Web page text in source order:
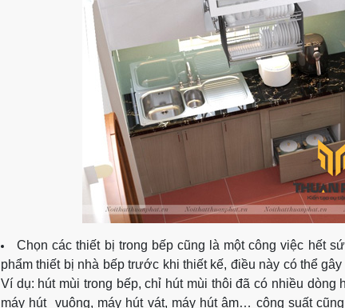
Chọn các thiết bị trong bếp cũng là một công việc hết
phẩm thiết bị nhà bếp trước khi thiết kế, điều này có thể
Ví dụ: hút mùi trong bếp, chỉ hút mùi thôi đã có nhiều dòng
máy hút vuông, máy hút vát, máy hút âm… công suất